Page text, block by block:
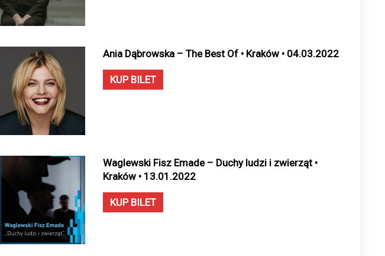
Ania Dąbrowska – The Best Of • Kraków • 04.03.2022
KUP BILET
Waglewski Fisz Emade – Duchy ludzi i zwierząt •
Kraków • 13.01.2022
KUP BILET